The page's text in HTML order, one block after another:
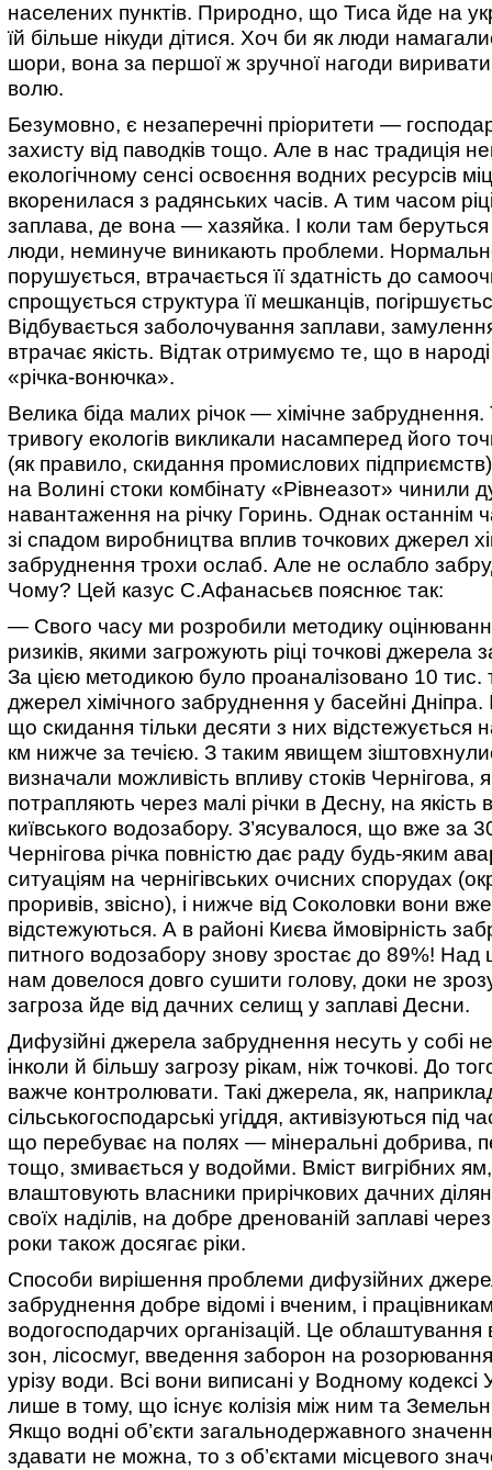
населених пунктів. Природно, що Тиса йде на
їй більше нікуди дітися. Хоч би як люди
шори, вона за першої ж зручної нагоди
волю.
Безумовно, є незаперечні пріоритети —
захисту від паводків тощо. Але в нас традиція
екологічному сенсі освоєння водних ресурсів
вкоренилася з радянських часів. А тим часом
заплава, де вона — хазяйка. І коли там
люди, неминуче виникають проблеми.
порушується, втрачається її здатність до
спрощується структура її мешканців,
Відбувається заболочування заплави,
втрачає якість. Відтак отримуємо те, що в
«річка-вонючка».
Велика біда малих річок — хімічне
тривогу екологів викликали насамперед його
(як правило, скидання промислових
на Волині стоки комбінату «Рівнеазот» чинили
навантаження на річку Горинь. Однак останнім
зі спадом виробництва вплив точкових джерел
забруднення трохи ослаб. Але не ослабло
Чому? Цей казус С.Афанасьєв пояснює так:
— Свого часу ми розробили методику
ризиків, якими загрожують ріці точкові джерела
За цією методикою було проаналізовано 10 тис.
джерел хімічного забруднення у басейні Дніпра.
що скидання тільки десяти з них відстежується
км нижче за течією. З таким явищем
визначали можливість впливу стоків Чернігова,
потрапляють через малі річки в Десну, на якість
київського водозабору. З’ясувалося, що вже за
Чернігова річка повністю дає раду будь-яким
ситуаціям на чернігівських очисних спорудах
проривів, звісно), і нижче від Соколовки вони
відстежуються. А в районі Києва ймовірність
питного водозабору знову зростає до 89%! Над
нам довелося довго сушити голову, доки не
загроза йде від дачних селищ у заплаві Десни.
Дифузійні джерела забруднення несуть у собі
інколи й більшу загрозу рікам, ніж точкові. До
важче контролювати. Такі джерела, як,
сільськогосподарські угіддя, активізуються під
що перебуває на полях — мінеральні добрива,
тощо, змивається у водойми. Вміст вигрібних ям,
влаштовують власники прирічкових дачних
своїх наділів, на добре дренованій заплаві
роки також досягає ріки.
Способи вирішення проблеми дифузійних
забруднення добре відомі і вченим, і
водогосподарчих організацій. Це облаштування
зон, лісосмуг, введення заборон на
урізу води. Всі вони виписані у Водному кодексі
лише в тому, що існує колізія між ним та
Якщо водні об’єкти загальнодержавного
здавати не можна, то з об’єктами місцевого